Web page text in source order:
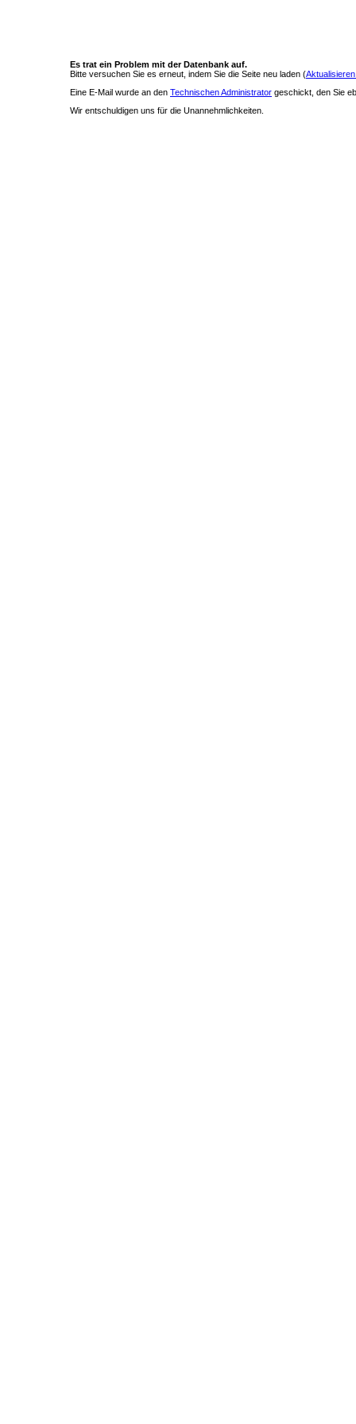
Es trat ein Problem mit der Datenbank auf.
Bitte versuchen Sie es erneut, indem Sie die Seite neu laden (
Eine E-Mail wurde an den Technischen Administrator geschickt, den Sie
Wir entschuldigen uns für die Unannehmlichkeiten.